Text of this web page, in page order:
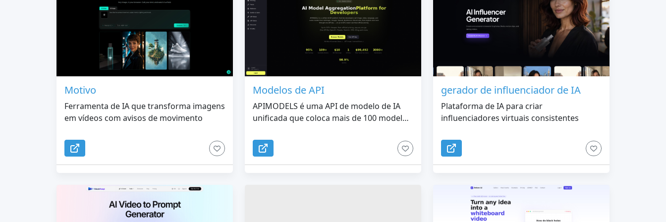
Motivo
Ferramenta de IA que transforma imagens
em vídeos com avisos de movimento
Modelos de API
APIMODELS é uma API de modelo de IA
unificada que coloca mais de 100 modelos
um endpoint, uma chave de API e um
equilíbrio. Em vez de abrir uma conta com
OpenAI, Google, Anthropic, ByteDance,
gerador de influenciador de IA
Plataforma de IA para criar
influenciadores virtuais consistentes